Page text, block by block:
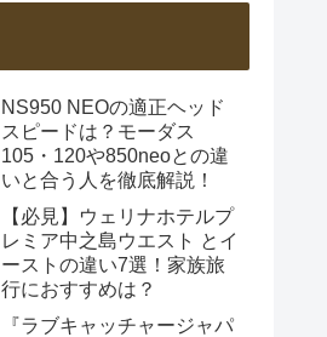
NS950 NEOの適正ヘッド
スピードは？モーダス
105・120や850neoとの違
いと合う人を徹底解説！
【必見】ウェリナホテルプ
レミア中之島ウエスト とイ
ーストの違い7選！家族旅
行におすすめは？
『ラブキャッチャージャパ